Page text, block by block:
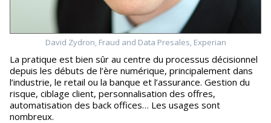
David Zydron, Fraud and Data Presales, Experian
La pratique est bien sûr au centre du processus décisionnel
depuis les débuts de l’ère numérique, principalement dans
l’industrie, le retail ou la banque et l’assurance. Gestion du
risque, ciblage client, personnalisation des offres,
automatisation des back offices… Les usages sont
nombreux.